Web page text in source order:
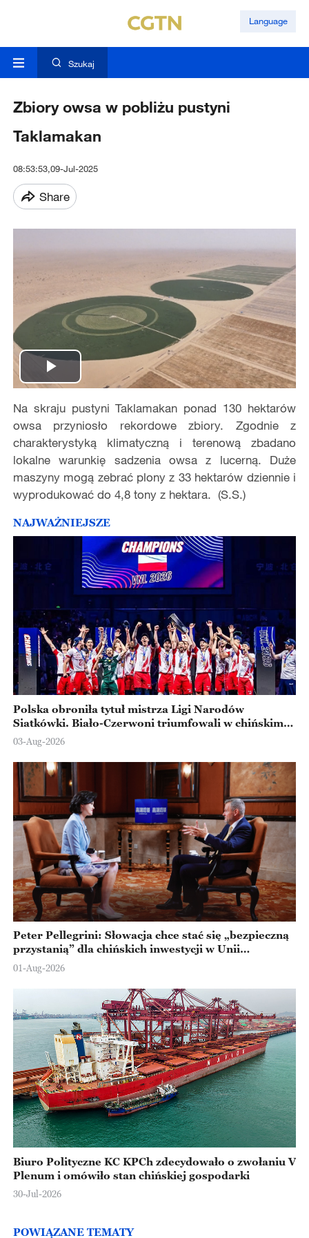
Language
Szukaj
Zbiory owsa w pobliżu pustyni
Taklamakan
08:53:53,09-Jul-2025
Share
Play
Video
Na skraju pustyni Taklamakan ponad 130 hektarów
owsa przyniosło rekordowe zbiory. Zgodnie z
charakterystyką klimatyczną i terenową zbadano
lokalne warunkię sadzenia owsa z lucerną. Duże
maszyny mogą zebrać plony z 33 hektarów dziennie i
wyprodukować do 4,8 tony z hektara. (S.S.)
NAJWAŻNIEJSZE
Polska obroniła tytuł mistrza Ligi Narodów
Siatkówki. Biało-Czerwoni triumfowali w chińskim
Ningbo
03-Aug-2026
Peter Pellegrini: Słowacja chce stać się „bezpieczną
przystanią” dla chińskich inwestycji w Unii
Europejskiej
01-Aug-2026
Biuro Polityczne KC KPCh zdecydowało o zwołaniu V
Plenum i omówiło stan chińskiej gospodarki
30-Jul-2026
POWIĄZANE TEMATY